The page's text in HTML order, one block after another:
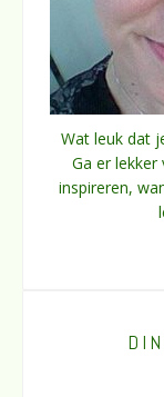
Wat leuk dat
Ga er
inspireren,